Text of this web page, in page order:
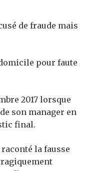
de fraude mais
pour faute
2017 lorsque
son manager en
final.
la fausse